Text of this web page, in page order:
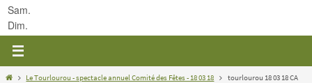
Sam.
Dim.
HomeLe Tourlourou - spectacle annuel Comité des Fêtes - 18 03 18
tourlourou 18 03 18 CA